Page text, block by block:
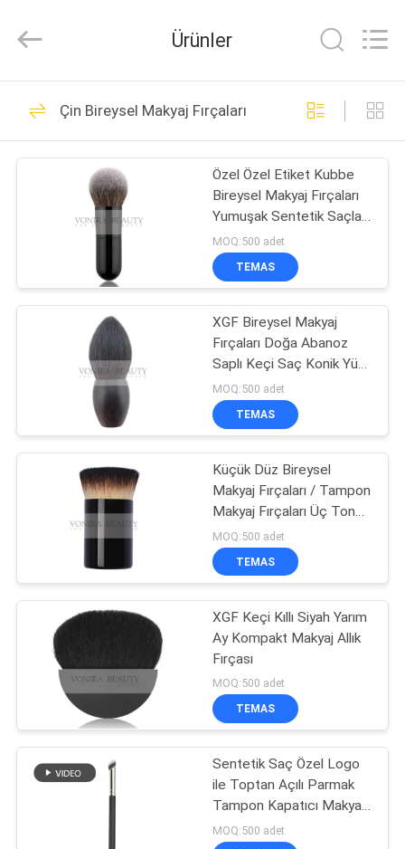
ÜRÜN:%
HAKKIMIZDA
FABRIKA
KONTROL
HARITASI
PRIVACY
POLICY
Reserved.
Lüks Makyaj
Fırçaları
99
Yüksek Kalite
Makyaj Fırçaları
142
Özel Etiket Makyaj
Fırçaları
167
Doğal Saç Makyaj
Fırçaları
Ürünler
Çin Bireysel Makyaj Fırçaları
Özel Özel Etiket Kubbe
Bireysel Makyaj Fırçaları
Yumuşak Sentetik Saçlar
Veya Doğal Saçlar
MOQ:500 adet
TEMAS
XGF Bireysel Makyaj
Fırçaları Doğa Abanoz
Saplı Keçi Saç Konik Yüz
Kabuki Fırçası
MOQ:500 adet
TEMAS
Küçük Düz Bireysel
Makyaj Fırçaları / Tampon
Makyaj Fırçaları Üç Ton
Yumuşak ve Esnek Lifler
MOQ:500 adet
TEMAS
XGF Keçi Kıllı Siyah Yarım
Ay Kompakt Makyaj Allık
Fırçası
MOQ:500 adet
TEMAS
Sentetik Saç Özel Logo
ile Toptan Açılı Parmak
Tampon Kapatıcı Makyaj
Fırçaları
MOQ:500 adet